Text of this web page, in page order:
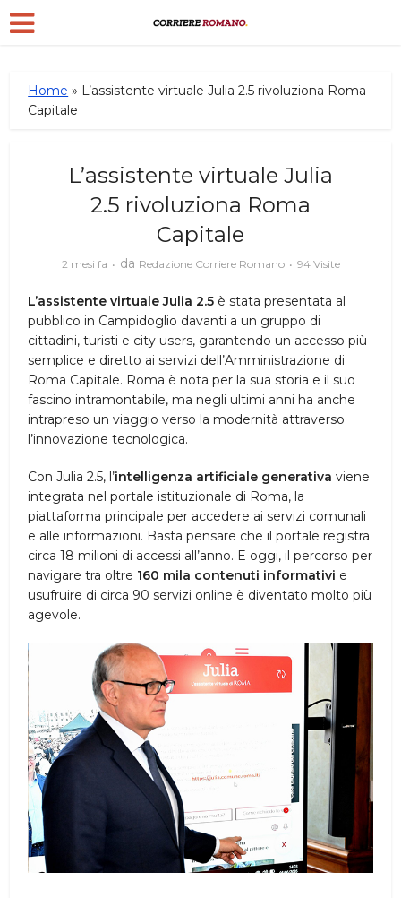
Home » L’assistente virtuale Julia 2.5 rivoluziona Roma
Capitale
L’assistente virtuale Julia
2.5 rivoluziona Roma
Capitale
2 mesi fa da Redazione Corriere Romano 94 Visite
L’assistente virtuale Julia 2.5 è stata presentata al
pubblico in Campidoglio davanti a un gruppo di
cittadini, turisti e city users, garantendo un accesso più
semplice e diretto ai servizi dell’Amministrazione di
Roma Capitale. Roma è nota per la sua storia e il suo
fascino intramontabile, ma negli ultimi anni ha anche
intrapreso un viaggio verso la modernità attraverso
l’innovazione tecnologica.
Con Julia 2.5, l’intelligenza artificiale generativa viene
integrata nel portale istituzionale di Roma, la
piattaforma principale per accedere ai servizi comunali
e alle informazioni. Basta pensare che il portale registra
circa 18 milioni di accessi all’anno. E oggi, il percorso per
navigare tra oltre 160 mila contenuti informativi e
usufruire di circa 90 servizi online è diventato molto più
agevole.